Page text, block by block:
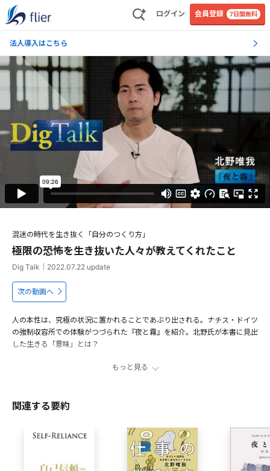
ログイン 会員登録 7日間無料
法人導入はこちら
混迷の時代を生き抜く「自分のつくり方」
極限の恐怖を生き抜いた人々が教えてくれたこと
Dig Talk 2022.07.22 update
次の動画へ
人の本性は、究極の状況に置かれることであぶり出される。ナチス・ドイツ
の強制収容所での体験がつづられた『夜と霧』を紹介。北野氏が本書に見出
した生きる「意味」とは？
06:50 何のために生きているのかを常に自分に問うている
北野唯我
もっと見る
関連する要約